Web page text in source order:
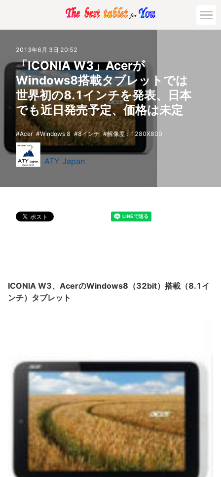
2013年6月 3日 20:52
「ICONIA W3」Acerが
Windows8搭載タブレットでは
世界初の8.1インチを発表、日本
でも近日発売予定、価格は未定
Acer Windows 8 8インチ 解像度：1280X800
ATY Japan
ICONIA W3、AcerのWindows8（32bit）搭載（8.1イ
ンチ）タブレット